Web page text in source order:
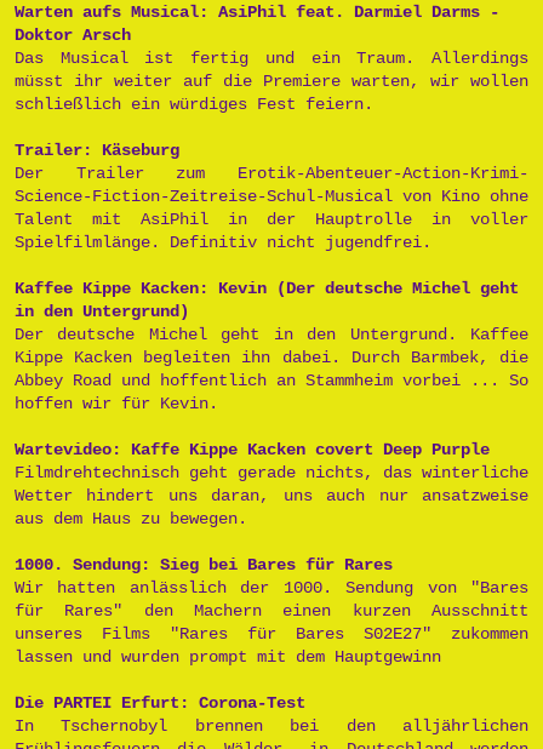
Warten aufs Musical: AsiPhil feat. Darmiel Darms -
Doktor Arsch
Das Musical ist fertig und ein Traum. Allerdings
müsst ihr weiter auf die Premiere warten, wir wollen
schließlich ein würdiges Fest feiern.
Trailer: Käseburg
Der Trailer zum Erotik-Abenteuer-Action-Krimi-
Science-Fiction-Zeitreise-Schul-Musical von Kino ohne
Talent mit AsiPhil in der Hauptrolle in voller
Spielfilmlänge. Definitiv nicht jugendfrei.
Kaffee Kippe Kacken: Kevin (Der deutsche Michel geht
in den Untergrund)
Der deutsche Michel geht in den Untergrund. Kaffee
Kippe Kacken begleiten ihn dabei. Durch Barmbek, die
Abbey Road und hoffentlich an Stammheim vorbei ... So
hoffen wir für Kevin.
Wartevideo: Kaffe Kippe Kacken covert Deep Purple
Filmdrehtechnisch geht gerade nichts, das winterliche
Wetter hindert uns daran, uns auch nur ansatzweise
aus dem Haus zu bewegen.
1000. Sendung: Sieg bei Bares für Rares
Wir hatten anlässlich der 1000. Sendung von "Bares
für Rares" den Machern einen kurzen Ausschnitt
unseres Films "Rares für Bares S02E27" zukommen
lassen und wurden prompt mit dem Hauptgewinn
Die PARTEI Erfurt: Corona-Test
In Tschernobyl brennen bei den alljährlichen